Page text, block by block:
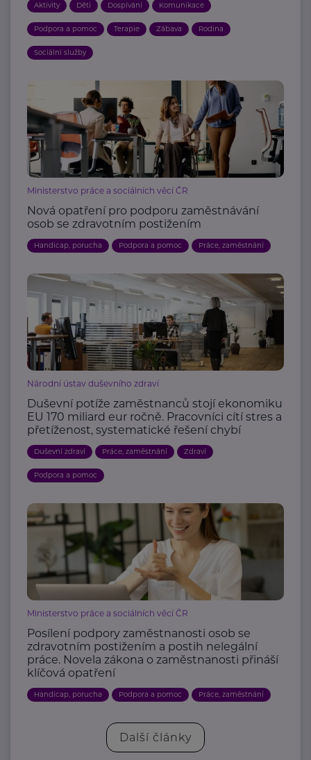
Aktivity Děti Dospívání Komunikace
Podpora a pomoc Terapie Zábava Rodina
Sociální služby
Ministerstvo práce a sociálních věcí ČR
Nová opatření pro podporu zaměstnávání
osob se zdravotním postižením
Handicap, porucha Podpora a pomoc Práce, zaměstnání
Národní ústav duševního zdraví
Duševní potíže zaměstnanců stojí ekonomiku
EU 170 miliard eur ročně. Pracovníci cítí stres a
přetíženost, systematické řešení chybí
Duševní zdraví Práce, zaměstnání Zdraví
Podpora a pomoc
Ministerstvo práce a sociálních věcí ČR
Posílení podpory zaměstnanosti osob se
zdravotním postižením a postih nelegální
práce. Novela zákona o zaměstnanosti přináší
klíčová opatření
Handicap, porucha Podpora a pomoc Práce, zaměstnání
Další články